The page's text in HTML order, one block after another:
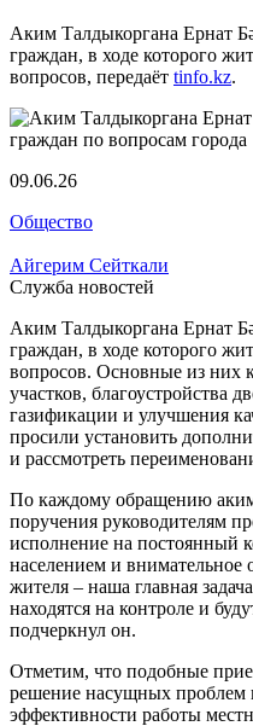
Аким Талдыкоргана Ернат
граждан, в ходе которого
вопросов, передаёт tinfo.kz.
09.06.26
Общество
Айгерим Сейткали
Служба новостей
Аким Талдыкоргана Ернат
граждан, в ходе которого
вопросов. Основные из них
участков, благоустройства
газификации и улучшения
просили установить
и рассмотреть
По каждому обращению аким
поручения руководителям
исполнение на постоянный
населением и
жителя – наша главная
находятся на контроле и
подчеркнул он.
Отметим, что подобные
решение насущных
эффективности работы